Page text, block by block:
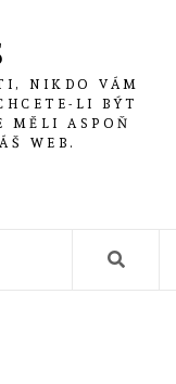
NIKDO VÁM
LI BÝT
MĚLI ASPOŇ
WEB.